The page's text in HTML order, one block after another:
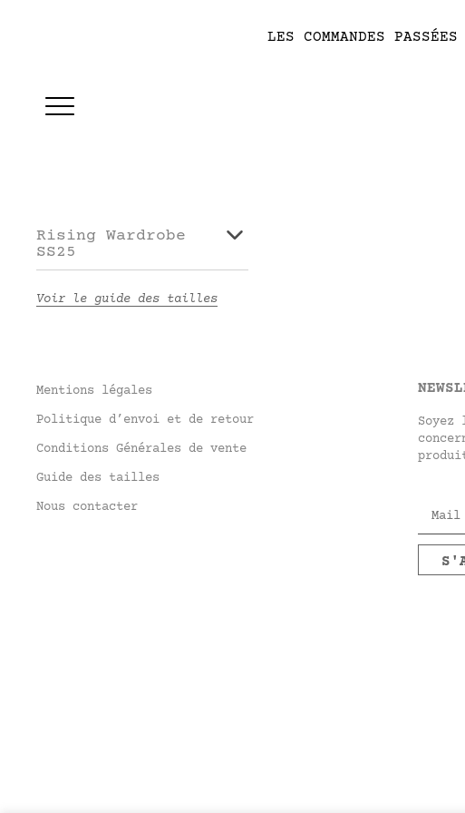
LES COMMANDES
Rising Wardrobe
SS25
Voir le guide des tailles
Mentions légales
Politique d’envoi et de retour
Conditions Générales de vente
Guide des tailles
Nous contacter